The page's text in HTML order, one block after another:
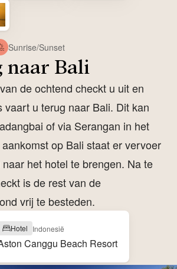
Sunrise/Sunset
naar Bali
de ochtend checkt u uit en
vaart u terug naar Bali. Dit kan
of via Serangan in het
op Bali staat er vervoer
het hotel te brengen. Na te
is de rest van de
vrij te besteden.
Hotel Indonesië
Canggu Beach Resort